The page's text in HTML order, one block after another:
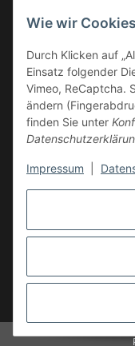
Wie wir
Durch Klicken auf
Einsatz folgender
Vimeo, ReCaptcha.
ändern
finden Sie unter
Impressum
Tel.: +49 (0)33731-
* Alle Preise inkl.